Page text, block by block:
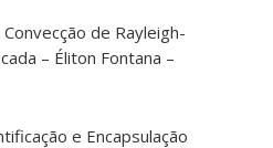
de Rayleigh-
– Éliton Fontana –
e Encapsulação